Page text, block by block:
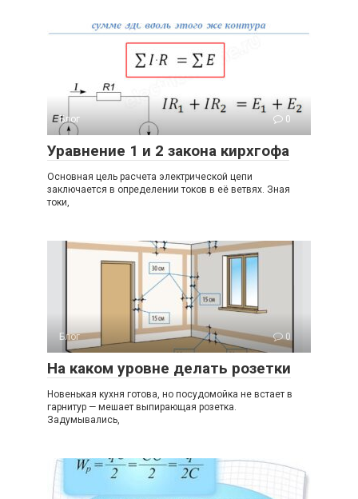
Блог 0
Уравнение 1 и 2 закона кирхгофа
Основная цель расчета электрической цепи
заключается в определении токов в её ветвях. Зная
токи,
Блог 0
На каком уровне делать розетки
Новенькая кухня готова, но посудомойка не встает в
гарнитур — мешает выпирающая розетка.
Задумывались,